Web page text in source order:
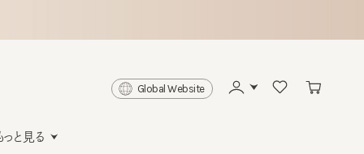
Global Website
る